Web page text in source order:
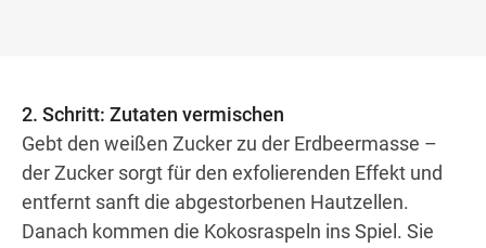
2. Schritt: Zutaten vermischen
Gebt den weißen Zucker zu der Erdbeermasse –
der Zucker sorgt für den exfolierenden Effekt und
entfernt sanft die abgestorbenen Hautzellen.
Danach kommen die Kokosraspeln ins Spiel. Sie